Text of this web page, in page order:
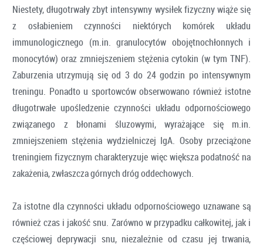
Niestety, długotrwały zbyt intensywny wysiłek fizyczny wiąże się
z osłabieniem czynności niektórych komórek układu
immunologicznego (m.in. granulocytów obojętnochłonnych i
monocytów) oraz zmniejszeniem stężenia cytokin (w tym TNF).
Zaburzenia utrzymują się od 3 do 24 godzin po intensywnym
treningu. Ponadto u sportowców obserwowano również istotne
długotrwałe upośledzenie czynności układu odpornościowego
związanego z błonami śluzowymi, wyrażające się m.in.
zmniejszeniem stężenia wydzielniczej IgA. Osoby przeciążone
treningiem fizycznym charakteryzuje więc większa podatność na
zakażenia, zwłaszcza górnych dróg oddechowych.
Za istotne dla czynności układu odpornościowego uznawane są
również czas i jakość snu. Zarówno w przypadku całkowitej, jak i
częściowej deprywacji snu, niezależnie od czasu jej trwania,